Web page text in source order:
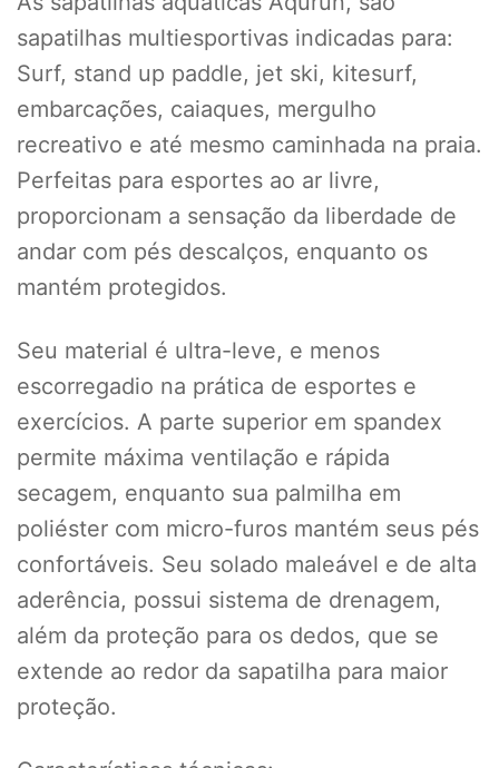
sapatilhas multiesportivas indicadas para:
Surf, stand up paddle, jet ski, kitesurf,
embarcações, caiaques, mergulho
recreativo e até mesmo caminhada na praia.
Perfeitas para esportes ao ar livre,
proporcionam a sensação da liberdade de
andar com pés descalços, enquanto os
mantém protegidos.
Seu material é ultra-leve, e menos
escorregadio na prática de esportes e
exercícios. A parte superior em spandex
permite máxima ventilação e rápida
secagem, enquanto sua palmilha em
poliéster com micro-furos mantém seus pés
confortáveis. Seu solado maleável e de alta
aderência, possui sistema de drenagem,
além da proteção para os dedos, que se
extende ao redor da sapatilha para maior
proteção.